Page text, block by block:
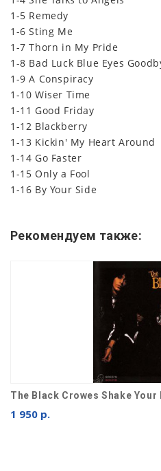
1-5 Remedy
1-6 Sting Me
1-7 Thorn in My Pride
1-8 Bad Luck Blue Eyes
1-9 A Conspiracy
1-10 Wiser Time
1-11 Good Friday
1-12 Blackberry
1-13 Kickin' My Heart Around
1-14 Go Faster
1-15 Only a Fool
1-16 By Your Side
Рекомендуем также:
The Black Crowes Shake Your
1 950 р.